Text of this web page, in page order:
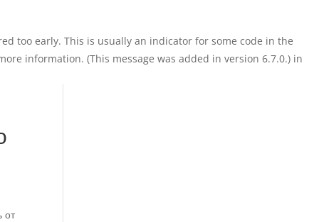
too early. This is usually an indicator for some code in the
information. (This message was added in version 6.7.0.) in
от